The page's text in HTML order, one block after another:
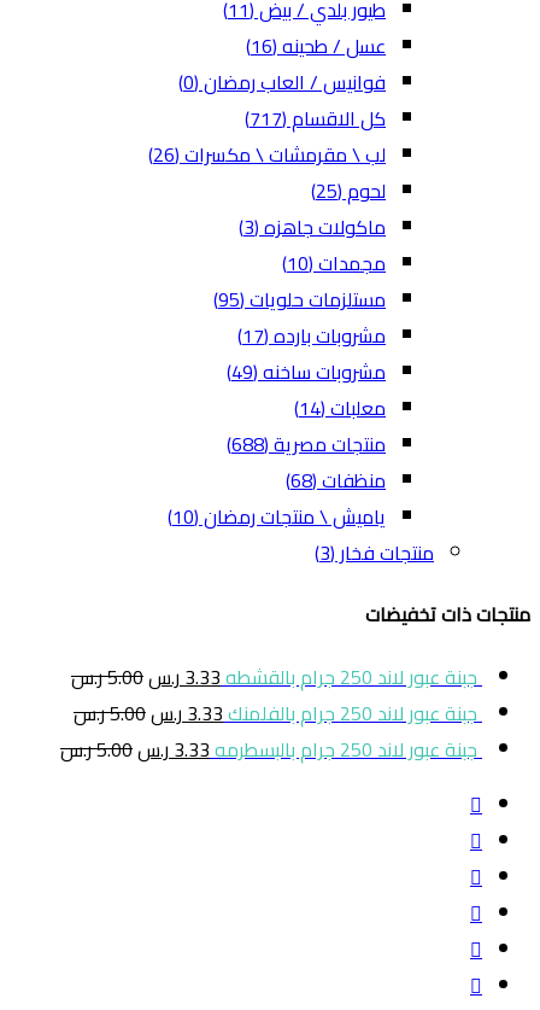
طيور بلدي / بيض(11)
عسل / طحينه(16)
فوانيس / العاب رمضان(0)
كل الاقسام(717)
لب \ مقرمشات \ مكسرات(26)
لحوم(25)
ماكولات جاهزه(3)
مجمدات(10)
مستلزمات حلويات(95)
مشروبات بارده(17)
مشروبات ساخنه(49)
معلبات(14)
منتجات مصرية(688)
منظفات(68)
ياميش \ منتجات رمضان(10)
منتجات فخار(3)
منتجات ذات تخفيضات
جبنة عبور لاند 250 جرام بالقشطه
3.33ر.س5.00ر.س
جبنة عبور لاند 250 جرام بالفلمنك
3.33ر.س5.00ر.س
جبنة عبور لاند 250 جرام بالبسطرمه
3.33ر.س5.00ر.س